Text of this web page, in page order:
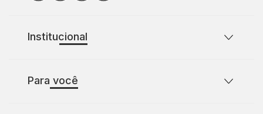
Institucional
Política de Privacidade
Para você